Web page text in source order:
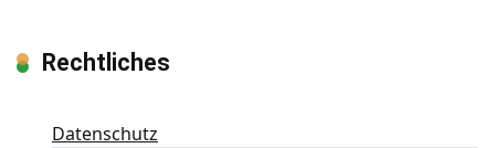
Rechtliches
Datenschutz